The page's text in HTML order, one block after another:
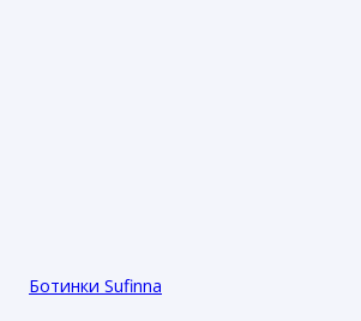
Ботинки Sufinna